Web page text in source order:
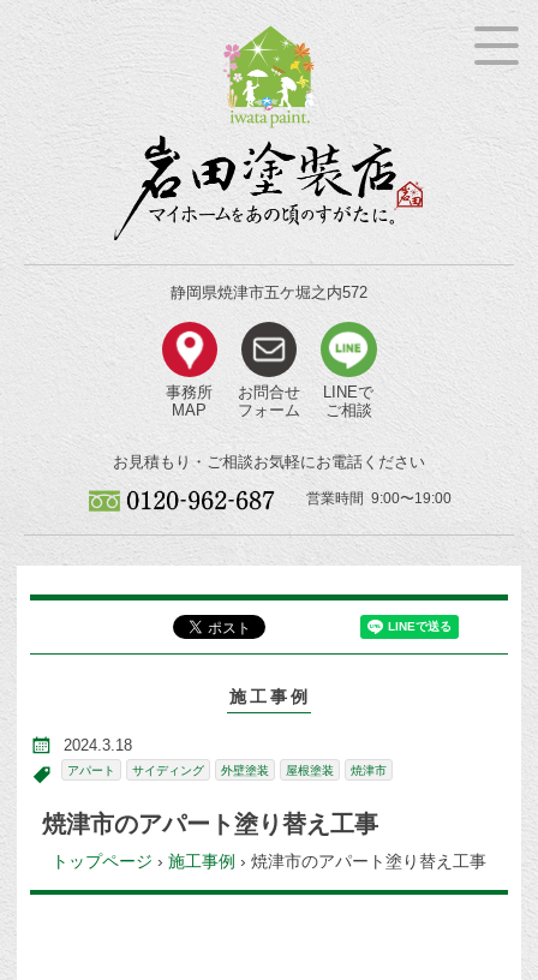
静岡県焼津市五ケ堀之内572
事務所
MAP
お問合せ
フォーム
LINEで
ご相談
お見積もり・ご相談お気軽にお電話ください
営業時間 9:00〜19:00
施工事例
2024.3.18
アパート サイディング 外壁塗装 屋根塗装 焼津市
焼津市のアパート塗り替え工事
トップページ › 施工事例 › 焼津市のアパート塗り替え工事